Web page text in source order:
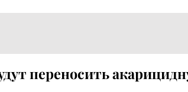
переносить